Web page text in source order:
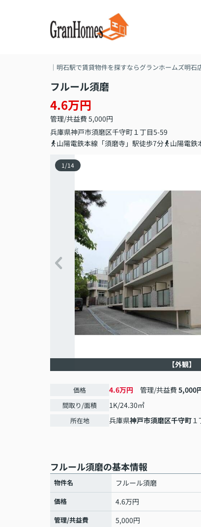
｜明石駅で賃貸物件を探すならグランホームズ明石
フルール須磨
4.6万円
管理/共益費 5,000円
兵庫県神戸市須磨区千守町１丁目5-59
山陽電鉄本線「須磨寺」駅徒歩7分
山陽電鉄
1 /14
【外観】
価格 4.6万円 管理/共益費 5,000
間取り/面積 1K/24.30㎡
所在地 兵庫県神戸市須磨区千守町
フルール須磨の基本情報
物件名 フルール須磨
価格 4.6万円
管理/共益費 5,000円